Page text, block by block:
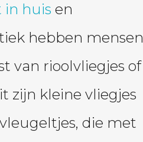
in huis en
hebben mensen
van rioolvliegjes of
zijn kleine vliegjes
die met